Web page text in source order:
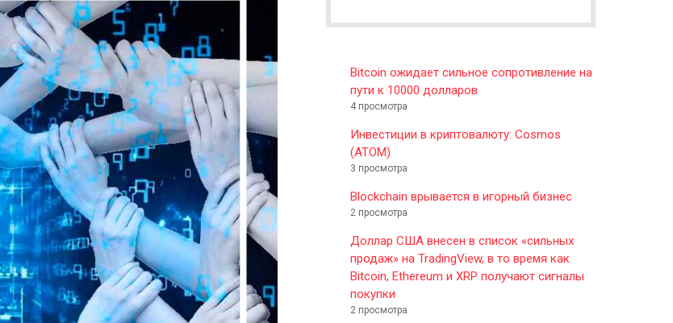
Bitcoin ожидает сильное сопротивление на
пути к 10000 долларов
4 просмотра
Инвестиции в криптовалюту: Cosmos
(ATOM)
3 просмотра
Blockchain врывается в игорный бизнес
2 просмотра
Доллар США внесен в список «сильных
продаж» на TradingView, в то время как
Bitcoin, Ethereum и XRP получают сигналы
покупки
2 просмотра